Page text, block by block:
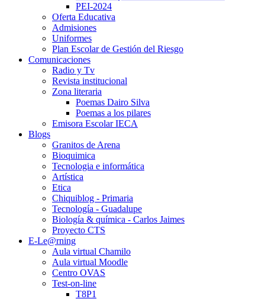
PEI-2024
Oferta Educativa
Admisiones
Uniformes
Plan Escolar de Gestión del Riesgo
Comunicaciones
Radio y Tv
Revista institucional
Zona literaria
Poemas Dairo Silva
Poemas a los pilares
Emisora Escolar IECA
Blogs
Granitos de Arena
Bioquimica
Tecnologia e informática
Artística
Etica
Chiquiblog - Primaria
Tecnología - Guadalupe
Biología & química - Carlos Jaimes
Proyecto CTS
E-Le@rning
Aula virtual Chamilo
Aula virtual Moodle
Centro OVAS
Test-on-line
T8P1